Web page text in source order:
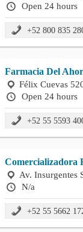
Open 24 hours
+52 800 835
Farmacia Del
Félix Cuevas
Open 24 hours
+52 55 5593
Comercializadora
Av. Insurgentes
N/a
+52 55 5662